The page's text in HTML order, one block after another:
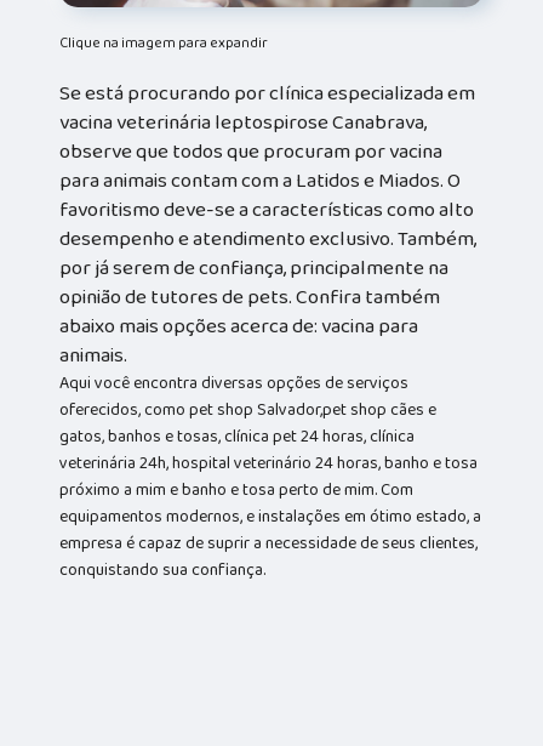
Clique na imagem para expandir
Se está procurando por clínica especializada em
vacina veterinária leptospirose Canabrava,
observe que todos que procuram por vacina
para animais contam com a Latidos e Miados. O
favoritismo deve-se a características como alto
desempenho e atendimento exclusivo. Também,
por já serem de confiança, principalmente na
opinião de tutores de pets. Confira também
abaixo mais opções acerca de: vacina para
animais.
Aqui você encontra diversas opções de serviços
oferecidos, como pet shop Salvador,pet shop cães e
gatos, banhos e tosas, clínica pet 24 horas, clínica
veterinária 24h, hospital veterinário 24 horas, banho e tosa
próximo a mim e banho e tosa perto de mim. Com
equipamentos modernos, e instalações em ótimo estado, a
empresa é capaz de suprir a necessidade de seus clientes,
conquistando sua confiança.